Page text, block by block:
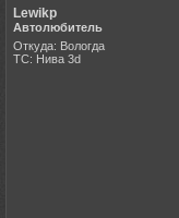
Lewikp
Автолюбитель
Откуда: Вологда
ТС: Нива 3d